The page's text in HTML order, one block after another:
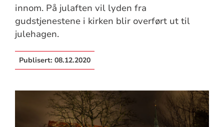
innom. På julaften vil lyden fra
gudstjenestene i kirken blir overført ut til
julehagen.
Publisert: 08.12.2020